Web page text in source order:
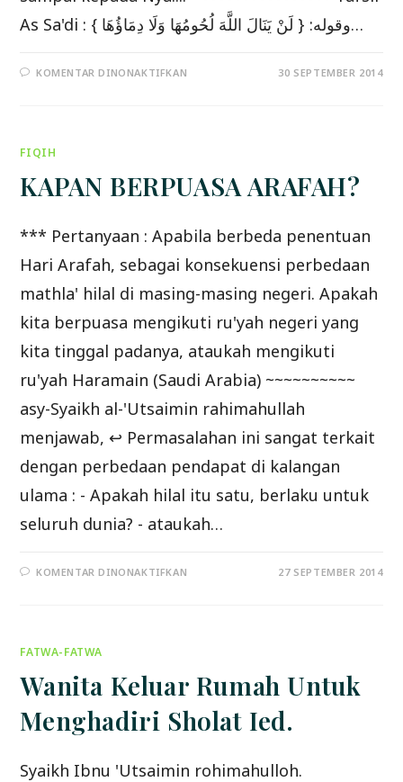
As Sa'di : وقوله: { لَنْ يَنَالَ اللَّهَ لُحُومُهَا وَلَا دِمَاؤُهَا }…
KOMENTAR DINONAKTIFKAN 30 SEPTEMBER 2014
FIQIH
KAPAN BERPUASA ARAFAH?
*** Pertanyaan : Apabila berbeda penentuan
Hari Arafah, sebagai konsekuensi perbedaan
mathla' hilal di masing-masing negeri. Apakah
kita berpuasa mengikuti ru'yah negeri yang
kita tinggal padanya, ataukah mengikuti
ru'yah Haramain (Saudi Arabia) ~~~~~~~~~~
asy-Syaikh al-'Utsaimin rahimahullah
menjawab, ↩ Permasalahan ini sangat terkait
dengan perbedaan pendapat di kalangan
ulama : - Apakah hilal itu satu, berlaku untuk
seluruh dunia? - ataukah…
KOMENTAR DINONAKTIFKAN 27 SEPTEMBER 2014
FATWA-FATWA
Wanita Keluar Rumah Untuk
Menghadiri Sholat Ied.
Syaikh Ibnu 'Utsaimin rohimahulloh.